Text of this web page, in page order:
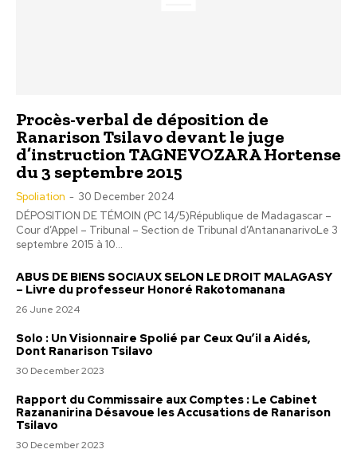
Procès-verbal de déposition de
Ranarison Tsilavo devant le juge
d’instruction TAGNEVOZARA Hortense
du 3 septembre 2015
Spoliation - 30 December 2024
DÉPOSITION DE TÉMOIN (PC 14/5)République de Madagascar –
Cour d’Appel – Tribunal – Section de Tribunal d’AntananarivoLe 3
septembre 2015 à 10...
ABUS DE BIENS SOCIAUX SELON LE DROIT MALAGASY
– Livre du professeur Honoré Rakotomanana
26 June 2024
Solo : Un Visionnaire Spolié par Ceux Qu’il a Aidés,
Dont Ranarison Tsilavo
30 December 2023
Rapport du Commissaire aux Comptes : Le Cabinet
Razananirina Désavoue les Accusations de Ranarison
Tsilavo
30 December 2023